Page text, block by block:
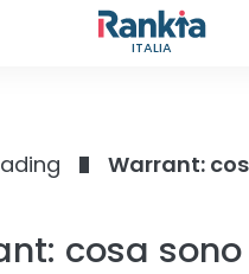
ITALIA
Warrant:
cosa